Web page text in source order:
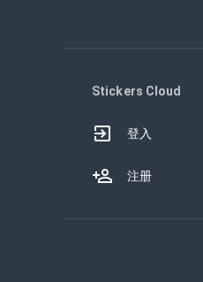
Stickers Cloud
登入
注册